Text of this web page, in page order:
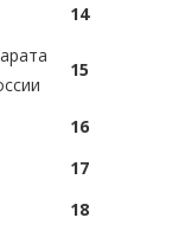
14
15
16
17
18